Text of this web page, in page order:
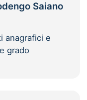
Saiano
anagrafici e
grado